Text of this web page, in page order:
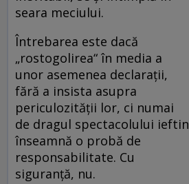
seara meciului.
Întrebarea este dacă
„rostogolirea“ în media a
unor asemenea declaraţii,
fără a insista asupra
periculozităţii lor, ci numai
de dragul spectacolului ieftin
înseamnă o probă de
responsabilitate. Cu
siguranţă, nu.